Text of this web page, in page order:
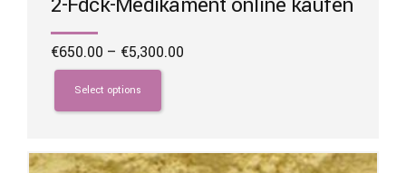
€650.00 – €5,300.00
Select options
This
product
has
The